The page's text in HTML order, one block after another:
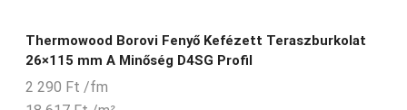
Thermowood Borovi Fenyő Kefézett Teraszburkolat
26×115 mm A Minőség D4SG Profil
2 290 Ft /fm